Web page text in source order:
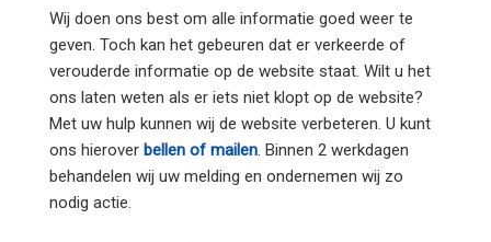
Wij doen ons best om alle informatie goed weer te
geven. Toch kan het gebeuren dat er verkeerde of
verouderde informatie op de website staat. Wilt u het
ons laten weten als er iets niet klopt op de website?
Met uw hulp kunnen wij de website verbeteren. U kunt
ons hierover bellen of mailen. Binnen 2 werkdagen
behandelen wij uw melding en ondernemen wij zo
nodig actie.